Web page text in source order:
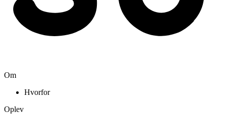
Om
Hvorfor
Oplev